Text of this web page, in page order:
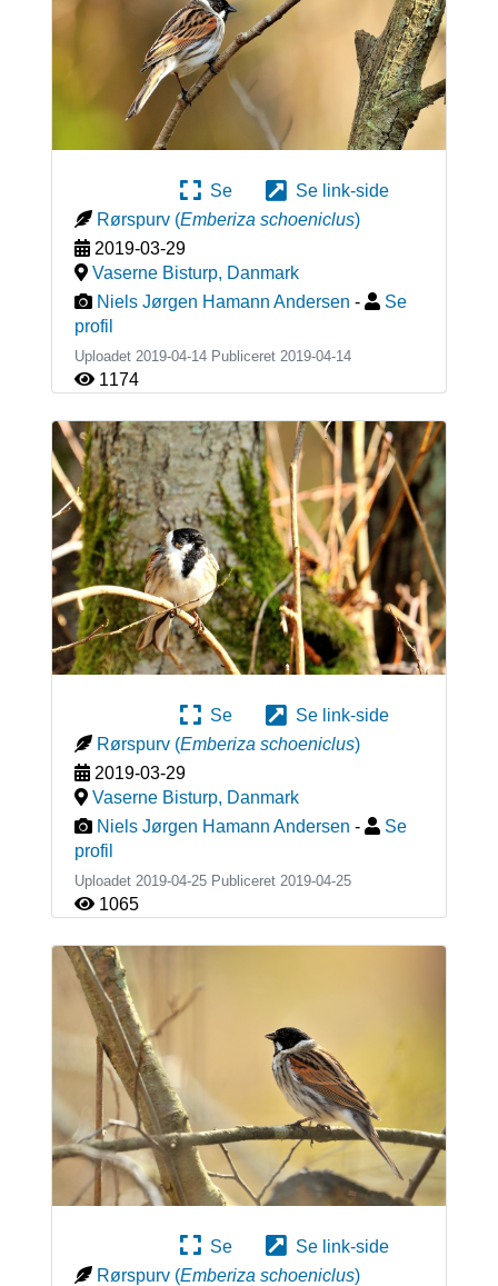
Se
Se link-side
Rørspurv (Emberiza schoeniclus)
2019-03-29
Vaserne Bisturp, Danmark
Niels Jørgen Hamann Andersen -
Se
profil
Uploadet 2019-04-14 Publiceret 2019-04-14
1174
Se
Se link-side
Rørspurv (Emberiza schoeniclus)
2019-03-29
Vaserne Bisturp, Danmark
Niels Jørgen Hamann Andersen -
Se
profil
Uploadet 2019-04-25 Publiceret 2019-04-25
1065
Se
Se link-side
Rørspurv (Emberiza schoeniclus)